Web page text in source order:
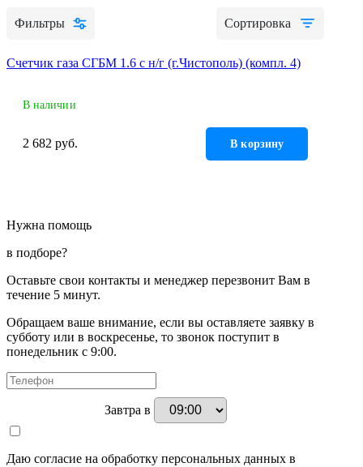
Фильтры Сортировка
Счетчик газа СГБМ 1.6 с н/г (г.Чистополь) (компл. 4)
В наличии
2 682 руб. В корзину
Нужна помощь
в подборе?
Оставьте свои контакты и менеджер перезвонит Вам в
течение 5 минут.
Обращаем ваше внимание, если вы оставляете заявку в
субботу или в воскресенье, то звонок поступит в
понедельник с 9:00.
Завтра в
Даю согласие на обработку персональных данных в
Развернуть (4)
Пьедестал для раковин в ванную
механизм(открытие нажатием). регулируемый
СЕРИЯ ЛН (скрытый)
СЕРИЯ ЛПК
Развернуть (1)
Сифоны и сливы
Гофрированные трубы для сифонов
Гофрированные трубы и манжеты для унитаза
Смесители и комплектующие